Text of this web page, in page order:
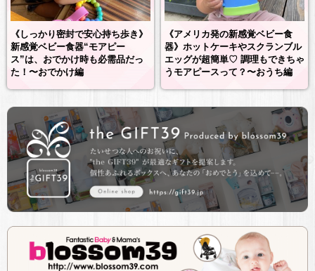
《しっかり密封で安心持ち歩き》
新感覚ベビー食器“モアピー
ス”は、おでかけ時も必需品だっ
た！〜おでかけ編
《アメリカ発の新感覚ベビー食
器》ホットケーキやスクランブル
エッグが超簡単♡ 調理もできちゃ
うモアピースって？〜おうち編